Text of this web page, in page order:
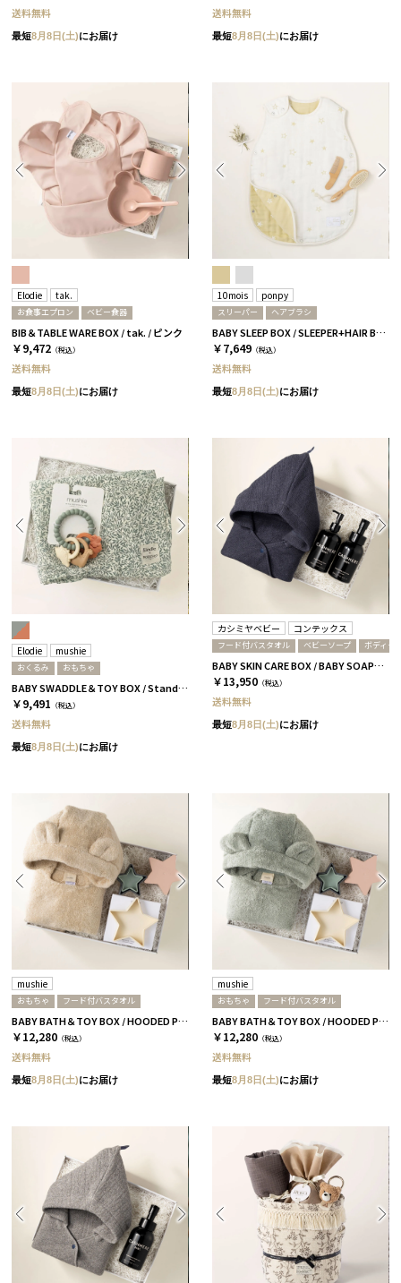
送料無料
最短8月8日(土)にお届け
送料無料
最短8月8日(土)にお届け
Elodie tak.
お食事エプロン ベビー食器
BIB＆TABLE WARE BOX / tak. / ピンク
￥9,472 （税込）
送料無料
最短8月8日(土)にお届け
10mois ponpy
スリーパー ヘアブラシ
BABY SLEEP BOX / SLEEPER+HAIR BRUSH / エクリュ
￥7,649 （税込）
送料無料
最短8月8日(土)にお届け
Elodie mushie
おくるみ おもちゃ
BABY SWADDLE＆TOY BOX / Standen / ダイナソー
￥9,491 （税込）
送料無料
最短8月8日(土)にお届け
カシミヤベビー コンテックス
フード付バスタオル ベビーソープ ボディク
BABY SKIN CARE BOX / BABY SOAP＆CREAM+HOODED TOWEL / ネイビー
￥13,950 （税込）
送料無料
最短8月8日(土)にお届け
mushie
おもちゃ フード付バスタオル
BABY BATH＆TOY BOX / HOODED PONCHO+STAR / アイボリー
￥12,280 （税込）
送料無料
最短8月8日(土)にお届け
mushie
おもちゃ フード付バスタオル
BABY BATH＆TOY BOX / HOODED PONCHO+STAR / ミント
￥12,280 （税込）
送料無料
最短8月8日(土)にお届け